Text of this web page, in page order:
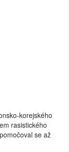
korejského
rasistického
se až